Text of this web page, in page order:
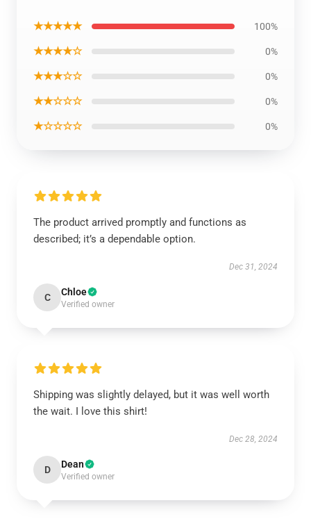
★★★★★ 100%
★★★★☆ 0%
★★★☆☆ 0%
★★☆☆☆ 0%
★☆☆☆☆ 0%
The product arrived promptly and functions as
described; it’s a dependable option.
Dec 31, 2024
C Chloe
Verified owner
Shipping was slightly delayed, but it was well worth
the wait. I love this shirt!
Dec 28, 2024
D Dean
Verified owner